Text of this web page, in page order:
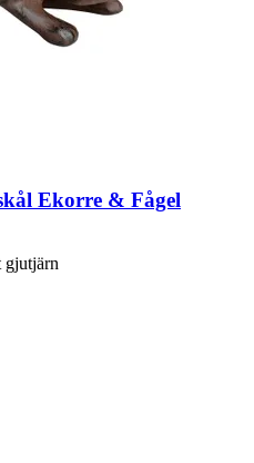
Ekorre & Fågel
gjutjärn